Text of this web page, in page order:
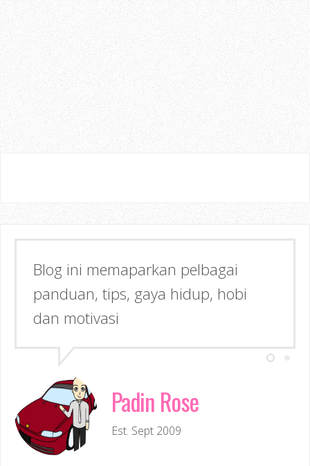
Blog ini memaparkan pelbagai
panduan, tips, gaya hidup, hobi
dan motivasi
Padin Rose
Est. Sept 2009